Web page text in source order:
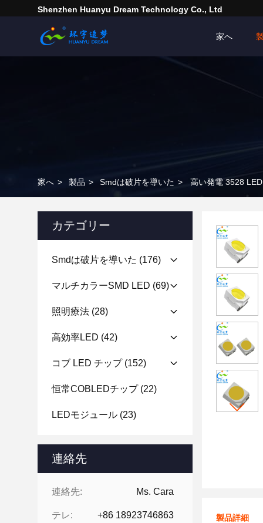
Shenzhen Huanyu Dream Technology Co., Ltd
家へ
家へ > 製品 > Smdは破片を導いた > 高い発電 3528
カテゴリー
Smdは破片を導いた (176)
マルチカラーSMD LED (69)
照明療法 (28)
高効率LED (42)
コブ LED チップ(152)
恒常COBLEDチップ(22)
LEDモジュール (23)
連絡先
連絡先: Ms. Cara
テレ: +86 18923746863 製品詳細